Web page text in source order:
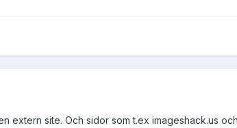
extern site. Och sidor som t.ex imageshack.us